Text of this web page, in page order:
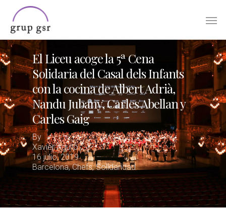
main
content
El Liceu acoge la 5ª Cena
Solidaria del Casal dels Infants
con la cocina de Albert Adrià,
Nandu Jubany, Carles Abellan y
Carles Gaig
By
Xavier Agulló
16 julio, 2019
Barcelona,Chefs,Solidaridad